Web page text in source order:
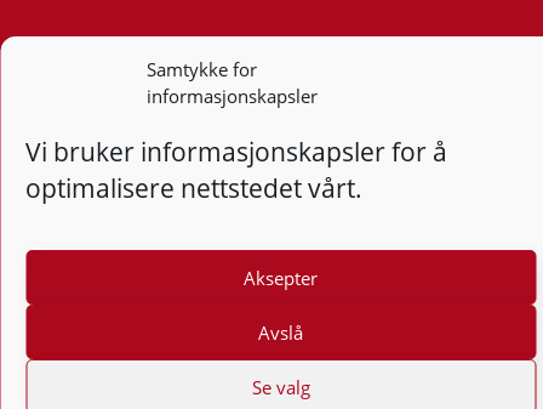
Samtykke for
informasjonskapsler
Vi bruker informasjonskapsler for å
optimalisere nettstedet vårt.
Aksepter
Avslå
Se valg
post@kt.no